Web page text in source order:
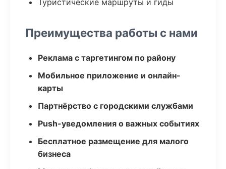
Туристические маршруты и гиды
Преимущества работы с нами
Реклама с таргетингом по району
Мобильное приложение и онлайн-
карты
Партнёрство с городскими службами
Push-уведомления о важных событиях
Бесплатное размещение для малого
бизнеса